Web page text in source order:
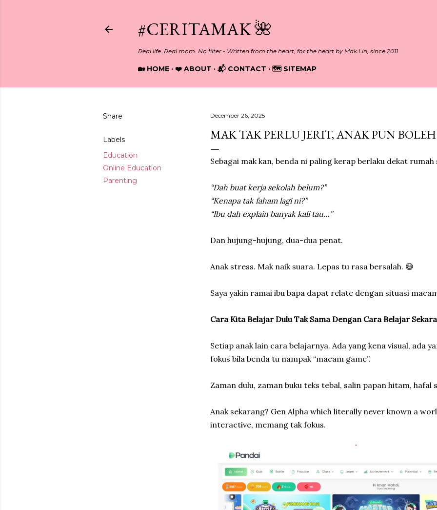
#CERITAMAK 🌺
Real life. Real mom. No filter - Written from the heart, for the heart by Mak Lin, since 2011
🏡 HOME ❤️ ABOUT 📬 CONTACT 🗺️ SITEMAP
Share
Labels
Education
Online Education
Parenting
December 26, 2025
MAK TAK PERLU JERIT, ANAK PUN
Sebagai mak kan, benda ni paling kerap berlaku dekat rumah
“Dah buat kerja sekolah belum?”
“Kenapa tak faham lagi ni?”
“Ibu dah explain banyak kali tau…”
Dan hujung-hujung, dua-dua penat.
Anak stress. Mak naik suara. Lepas tu rasa bersalah. 😅
Saya yakin ramai ibu bapa dapat relate dengan situasi
Cara Kita Belajar Dulu Tak Sama Dengan Cara Belajar
Setiap anak lain cara belajarnya. Ada yang kena visual, ada
fokus bila benda tu nampak “macam game”.
Zaman dulu, zaman buku teks tebal, salin papan hitam, hafal
Anak sekarang? Gen Alpha which literally never known a
interactive, memang tak fokus.